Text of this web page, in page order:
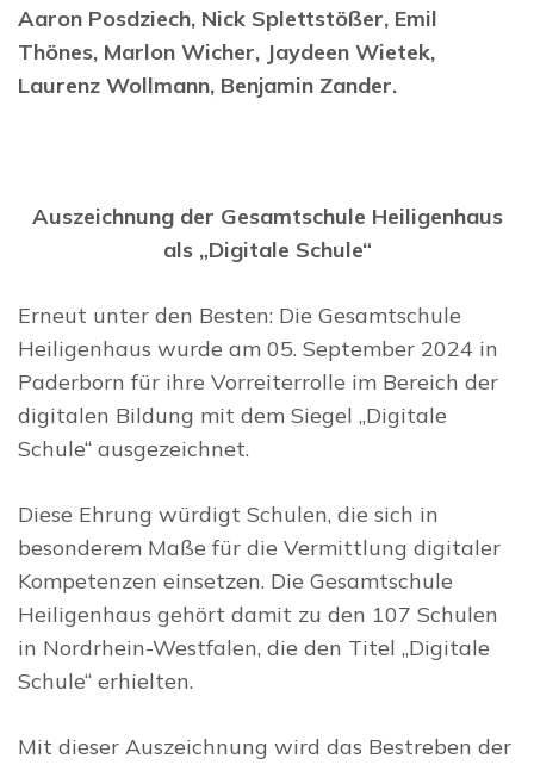
Aaron Posdziech, Nick Splettstößer, Emil
Thönes, Marlon Wicher, Jaydeen Wietek,
Laurenz Wollmann, Benjamin Zander.
Auszeichnung der Gesamtschule Heiligenhaus
als „Digitale Schule“
Erneut unter den Besten: Die Gesamtschule
Heiligenhaus wurde am 05. September 2024 in
Paderborn für ihre Vorreiterrolle im Bereich der
digitalen Bildung mit dem Siegel „Digitale
Schule“ ausgezeichnet.
Diese Ehrung würdigt Schulen, die sich in
besonderem Maße für die Vermittlung digitaler
Kompetenzen einsetzen. Die Gesamtschule
Heiligenhaus gehört damit zu den 107 Schulen
in Nordrhein-Westfalen, die den Titel „Digitale
Schule“ erhielten.
Mit dieser Auszeichnung wird das Bestreben der